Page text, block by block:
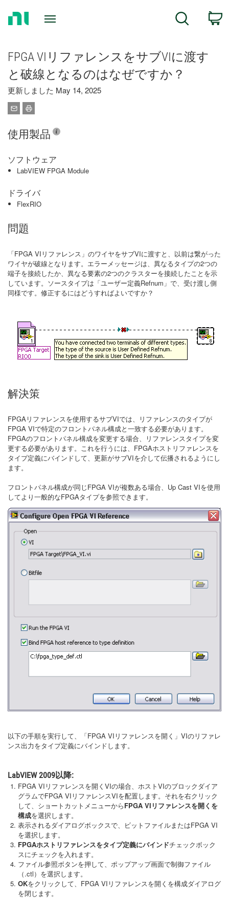
Search
FPGA VIリファレンスをサブVIに渡す
と破線となるのはなぜですか？
更新しました May 14, 2025
使用製品
ソフトウェア
LabVIEW FPGA Module
ドライバ
FlexRIO
問題
「FPGA VIリファレンス」のワイヤをサブVIに渡すと、以前は繋がった
ワイヤが破線となります。エラーメッセージは、異なるタイプの2つの
端子を接続したか、異なる要素の2つのクラスターを接続したことを示
しています。ソースタイプは「ユーザー定義Refnum」で、受け渡し側
同様です。修正するにはどうすればよいですか？
解決策
FPGAリファレンスを使用するサブVIでは、リファレンスのタイプが
FPGA VIで特定のフロントパネル構成と一致する必要があります。
FPGAのフロントパネル構成を変更する場合、リファレンスタイプを変
更する必要があります。これを行うには、FPGAホストリファレンスを
タイプ定義にバインドして、更新がサブVIを介して伝播されるようにし
ます。
フロントパネル構成が同じFPGA VIが複数ある場合、Up Cast VIを使用
してより一般的なFPGAタイプを参照できます。
以下の手順を実行して、「FPGA VIリファレンスを開く」VIのリファレ
ンス出力をタイプ定義にバインドします。
LabVIEW 2009以降:
FPGA VIリファレンスを開くVIの場合、ホストVIのブロックダイア
グラムでFPGA VIリファレンスVIを配置します。それを右クリック
して、ショートカットメニューからFPGA VIリファレンスを開くを
構成を選択します。
表示されるダイアログボックスで、ビットファイルまたはFPGA VI
を選択します。
FPGAホストリファレンスをタイプ定義にバインドチェックボック
スにチェックを入れます。
ファイル参照ボタンを押して、ポップアップ画面で制御ファイル
（.ctl）を選択します。
OKをクリックして、FPGA VIリファレンスを開くを構成ダイアログ
を閉じます。